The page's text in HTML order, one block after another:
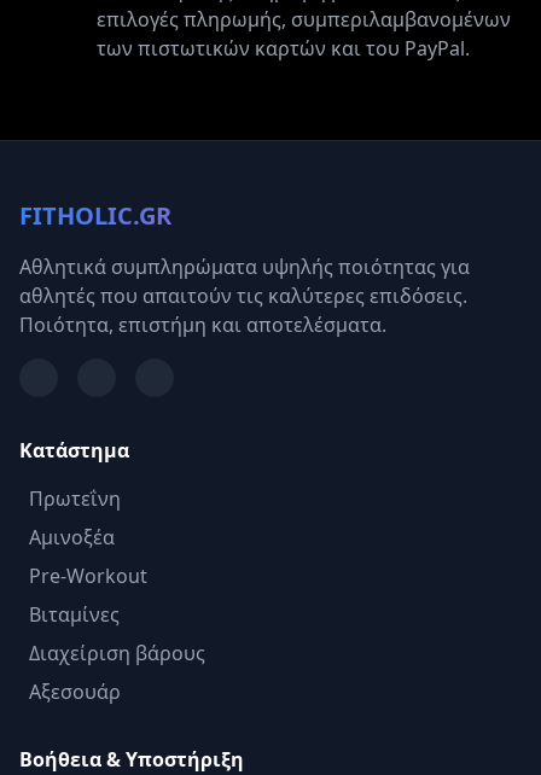
επιλογές πληρωμής, συμπεριλαμβανομένων
των πιστωτικών καρτών και του PayPal.
FITHOLIC.GR
Αθλητικά συμπληρώματα υψηλής ποιότητας για
αθλητές που απαιτούν τις καλύτερες επιδόσεις.
Ποιότητα, επιστήμη και αποτελέσματα.
Κατάστημα
Πρωτεΐνη
Αμινοξέα
Pre-Workout
Βιταμίνες
Διαχείριση βάρους
Αξεσουάρ
Βοήθεια & Υποστήριξη